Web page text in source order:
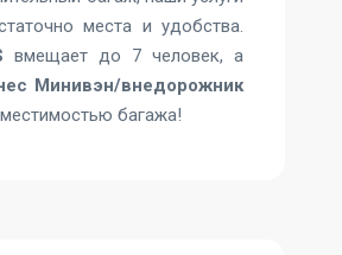
места и удобства.
вмещает до 7 человек, а
Минивэн/внедорожник
багажа!